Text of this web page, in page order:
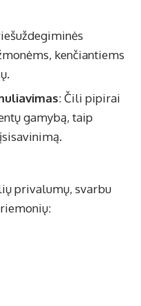
kenčiantiems
: Čili pipirai
gamybą, taip
privalumų, svarbu